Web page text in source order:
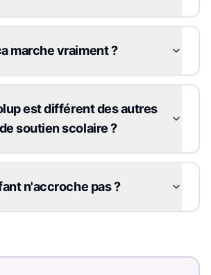
marche vraiment ?
est différent des autres
soutien scolaire ?
n'accroche pas ?